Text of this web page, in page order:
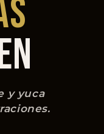
y yuca